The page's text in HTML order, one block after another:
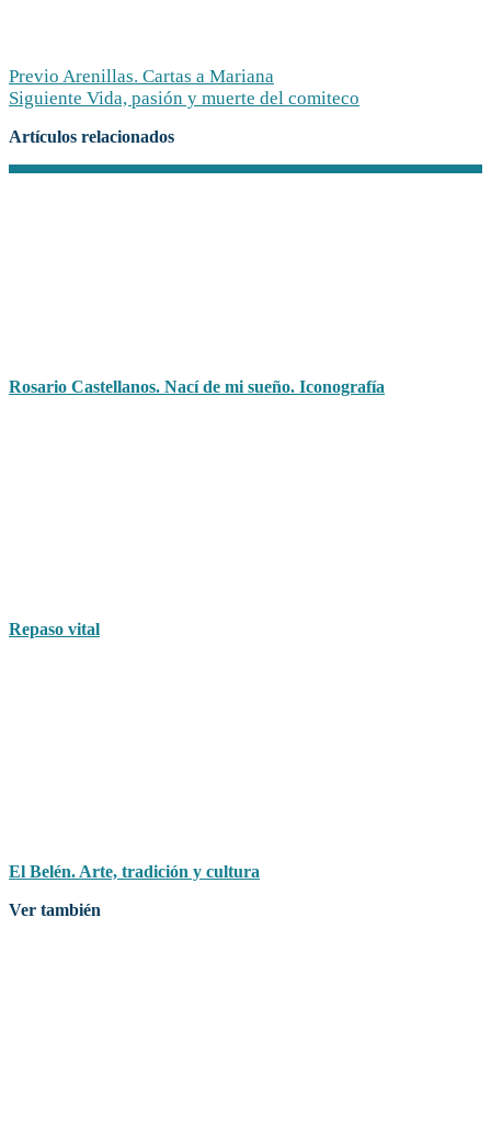
Previo Arenillas. Cartas a Mariana
Siguiente Vida, pasión y muerte del comiteco
Artículos relacionados
Rosario Castellanos. Nací de mi sueño. Iconografía
Repaso vital
El Belén. Arte, tradición y cultura
Ver también